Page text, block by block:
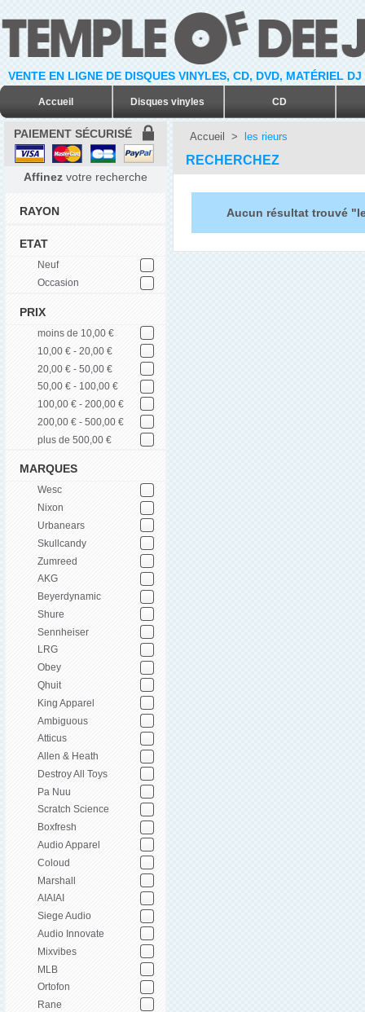
VENTE EN LIGNE DE DISQUES VINYLES, CD, DVD, MATÉRIEL
Accueil Disques vinyles CD
PAIEMENT SÉCURISÉ
Affinez votre recherche
RAYON
ETAT
Neuf
Occasion
PRIX
moins de 10,00 €
10,00 € - 20,00 €
20,00 € - 50,00 €
50,00 € - 100,00 €
100,00 € - 200,00 €
200,00 € - 500,00 €
plus de 500,00 €
MARQUES
Wesc
Nixon
Urbanears
Skullcandy
Zumreed
AKG
Beyerdynamic
Shure
Sennheiser
LRG
Obey
Qhuit
King Apparel
Ambiguous
Atticus
Allen & Heath
Destroy All Toys
Pa Nuu
Scratch Science
Boxfresh
Audio Apparel
Coloud
Marshall
AIAIAI
Siege Audio
Audio Innovate
Mixvibes
MLB
Ortofon
Rane
Accueil > les rieurs
RECHERCHEZ
Aucun résultat trouvé